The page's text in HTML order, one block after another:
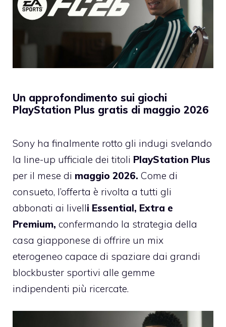
Un approfondimento sui giochi
PlayStation Plus gratis di maggio 2026
Sony ha finalmente rotto gli indugi svelando
la line-up ufficiale dei titoli PlayStation Plus
per il mese di maggio 2026. Come di
consueto, l’offerta è rivolta a tutti gli
abbonati ai livelli Essential, Extra e
Premium, confermando la strategia della
casa giapponese di offrire un mix
eterogeneo capace di spaziare dai grandi
blockbuster sportivi alle gemme
indipendenti più ricercate.